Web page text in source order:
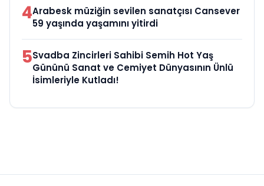
4Arabesk müziğin sevilen sanatçısı Cansever
59 yaşında yaşamını yitirdi
5Svadba Zincirleri Sahibi Semih Hot Yaş
Gününü Sanat ve Cemiyet Dünyasının Ünlü
İsimleriyle Kutladı!